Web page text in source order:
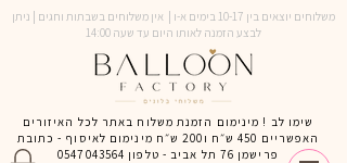
משלוחים יוצאים בין 10-17 בימים א-ו | אין משלוחים בשבתות וחגים | ניתן
לבצע הזמנה לאותו היום עד שעה 14:00
שימו לב ! מינימום הזמנת משלוח באתר לכל האיזורים
האפשריים 450 ש״ח ו200 ש״ח מינימום לאיסוף - כתובת
פרישמן 76 תל אביב - טלפון
0547043564